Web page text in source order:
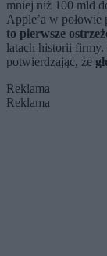
mniej niż 100 mld
Apple’a w
to pierwsze
latach historii
potwierdzając, że
Reklama
Reklama